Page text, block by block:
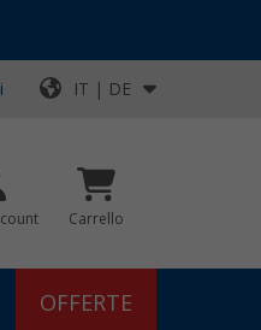
IT | DE
Carrello
OFFERTE